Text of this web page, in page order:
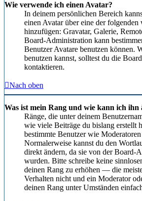
Wie verwende ich einen Avatar?
In deinem persönlichen Bereich
einen Avatar über eine der folgenden
hinzufügen: Gravatar, Galerie,
Board-Administration kann
Benutzer Avatare benutzen können.
benutzen kannst, solltest du die
kontaktieren.
Nach oben
Was ist mein Rang und wie kann ich ihn
Ränge, die unter deinem
wie viele Beiträge du bislang erstellt
bestimmte Benutzer wie
Normalerweise kannst du den
direkt ändern, da sie von der Board-
wurden. Bitte schreibe keine
deinen Rang zu erhöhen — die
Verhalten nicht und ein Moderator
deinen Rang unter Umständen